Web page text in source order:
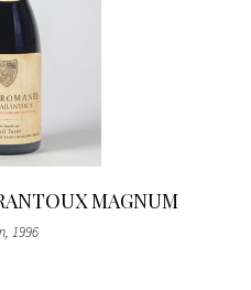
MAGNUM
, 1996